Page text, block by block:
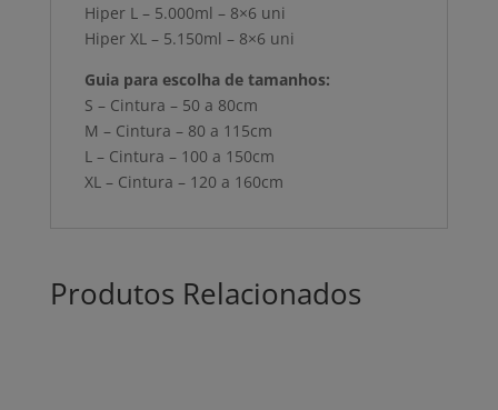
Hiper L – 5.000ml – 8×6 uni
Hiper XL – 5.150ml – 8×6 uni
Guia para escolha de tamanhos:
S – Cintura – 50 a 80cm
M – Cintura – 80 a 115cm
L – Cintura – 100 a 150cm
XL – Cintura – 120 a 160cm
Produtos Relacionados